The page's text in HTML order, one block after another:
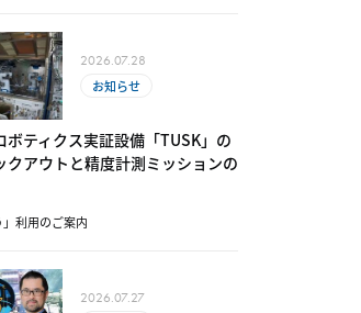
2026.07.28
お知らせ
ボティクス実証設備「TUSK」の
クアウトと精度計測ミッションの
」利用のご案内
2026.07.27